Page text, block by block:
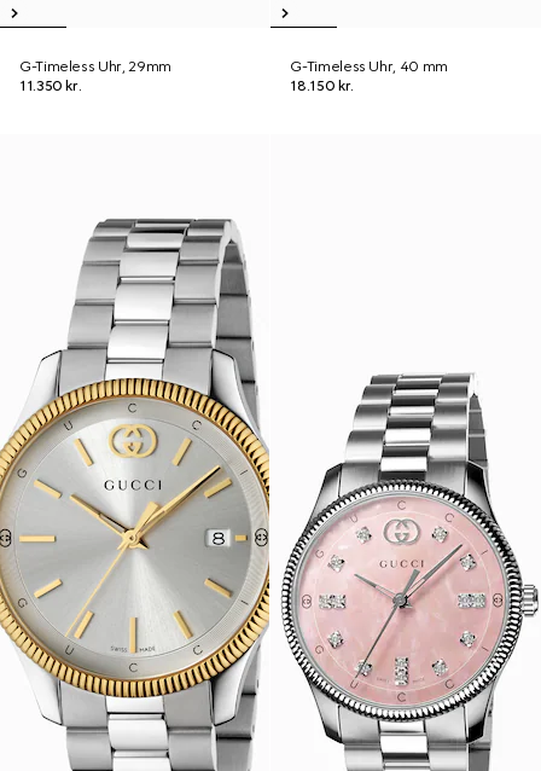
G-Timeless Uhr, 29mm
11.350 kr.
G-Timeless Uhr, 40 mm
18.150 kr.